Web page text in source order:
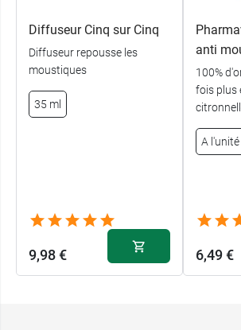
soit 1 mois de protection (2 x 15
Modèles disponibles :
Monstres ou Plume
Et pour les adultes, choisissez le
plaquettes
Diffuseur Cinq sur Cinq
Diffuseur repousse les
moustiques
35 ml
9,98 €
anti
100%
fois plus
A l'unité
6,49 €